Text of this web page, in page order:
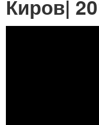
Киров|